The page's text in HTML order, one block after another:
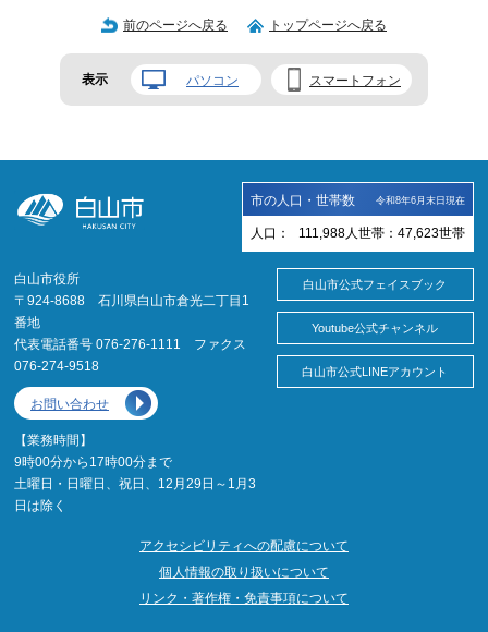
前のページへ戻る トップページへ戻る
表示 パソコン スマートフォン
市の人口・世帯数 令和8年6月末日現在
人口： 111,988 人 世帯： 47,623世帯
白山市役所
〒924-8688 石川県白山市倉光二丁目1
番地
代表電話番号 076-276-1111 ファクス
076-274-9518
お問い合わせ
【業務時間】
9時00分から17時00分まで
土曜日・日曜日、祝日、12月29日～1月3
日は除く
白山市公式フェイスブック
Youtube公式チャンネル
白山市公式LINEアカウント
アクセシビリティへの配慮について
個人情報の取り扱いについて
リンク・著作権・免責事項について